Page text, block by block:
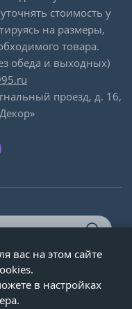
стоимость у
на размеры,
товара.
обеда и выходных)
проезд, д. 16,
1995-2026 г.
вас на этом сайте
в настройках